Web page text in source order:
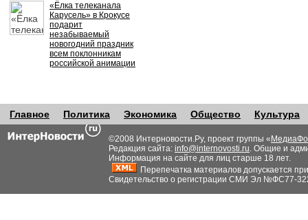
«Ёлка телеканала
Карусель» в Крокусе
подарит
незабываемый
новогодний праздник
всем поклонникам
российской анимации
Главное Политика Экономика Общество Культура
©2008 Интерновости.Ру, проект группы «
Редакция сайта: info@internovosti.ru. Общие и
Информация на сайте для лиц старше 18 лет.
Перепечатка материалов допускается
Свидетельство о регистрации СМИ Эл №ФС77-